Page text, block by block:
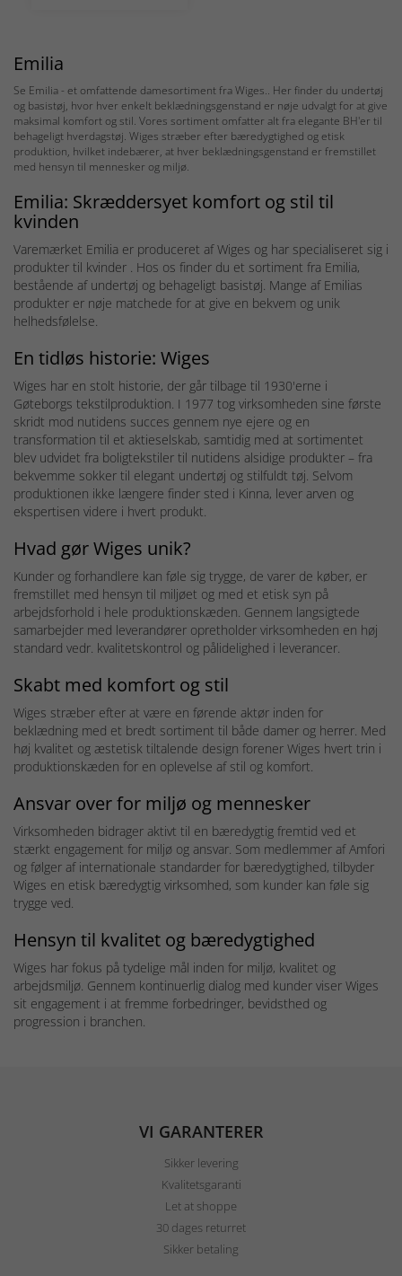
Emilia
Se Emilia - et omfattende damesortiment fra Wiges.. Her finder du undertøj
og basistøj, hvor hver enkelt beklædningsgenstand er nøje udvalgt for at give
maksimal komfort og stil. Vores sortiment omfatter alt fra elegante BH'er til
behageligt hverdagstøj. Wiges stræber efter bæredygtighed og etisk
produktion, hvilket indebærer, at hver beklædningsgenstand er fremstillet
med hensyn til mennesker og miljø.
Emilia: Skræddersyet komfort og stil til
kvinden
Varemærket Emilia er produceret af Wiges og har specialiseret sig i
produkter til kvinder . Hos os finder du et sortiment fra Emilia,
bestående af undertøj og behageligt basistøj. Mange af Emilias
produkter er nøje matchede for at give en bekvem og unik
helhedsfølelse.
En tidløs historie: Wiges
Wiges har en stolt historie, der går tilbage til 1930'erne i
Gøteborgs tekstilproduktion. I 1977 tog virksomheden sine første
skridt mod nutidens succes gennem nye ejere og en
transformation til et aktieselskab, samtidig med at sortimentet
blev udvidet fra boligtekstiler til nutidens alsidige produkter – fra
bekvemme sokker til elegant undertøj og stilfuldt tøj. Selvom
produktionen ikke længere finder sted i Kinna, lever arven og
ekspertisen videre i hvert produkt.
Hvad gør Wiges unik?
Kunder og forhandlere kan føle sig trygge, de varer de køber, er
fremstillet med hensyn til miljøet og med et etisk syn på
arbejdsforhold i hele produktionskæden. Gennem langsigtede
samarbejder med leverandører opretholder virksomheden en høj
standard vedr. kvalitetskontrol og pålidelighed i leverancer.
Skabt med komfort og stil
Wiges stræber efter at være en førende aktør inden for
beklædning med et bredt sortiment til både damer og herrer. Med
høj kvalitet og æstetisk tiltalende design forener Wiges hvert trin i
produktionskæden for en oplevelse af stil og komfort.
Ansvar over for miljø og mennesker
Virksomheden bidrager aktivt til en bæredygtig fremtid ved et
stærkt engagement for miljø og ansvar. Som medlemmer af Amfori
og følger af internationale standarder for bæredygtighed, tilbyder
Wiges en etisk bæredygtig virksomhed, som kunder kan føle sig
trygge ved.
Hensyn til kvalitet og bæredygtighed
Wiges har fokus på tydelige mål inden for miljø, kvalitet og
arbejdsmiljø. Gennem kontinuerlig dialog med kunder viser Wiges
sit engagement i at fremme forbedringer, bevidsthed og
progression i branchen.
VI GARANTERER
Sikker levering
Kvalitetsgaranti
Let at shoppe
30 dages returret
Sikker betaling